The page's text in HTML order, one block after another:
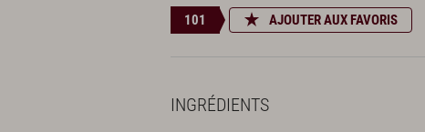
101 AJOUTER AUX FAVORIS
INGRÉDIENTS